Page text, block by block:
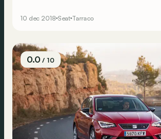
10 dec 2018 Seat Tarraco
0.0/ 10